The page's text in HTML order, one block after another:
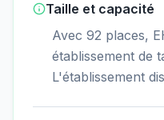
Taille et capacité
Avec 92 places,
établissement de
L'établissement